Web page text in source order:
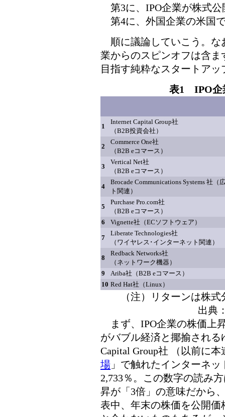
第3に、IPO企業が株式
第4に、外国企業の米国
順に議論していこう。な
業からのスピンオフは含
目指す純粋なスタートア
表1 IPO企
1
Internet Capital Group社
（B2B投資会社）
2
Commerce One社
（B2B eコマース）
3
Vertical Net社
（B2B eコマース）
4
Brocade Communications Systems 社
ト関連）
5
Purchase Pro.com社
（B2B eコマース）
6
Vignette社（ECソフトウェア）
7
Liberate Technologies社
（ワイヤレス･インターネット関連）
8
Redback Networks社
（ネットワーク機器）
9
Ariba社（B2B eコマース）
10 Red Hat社（Linux）
（注）リターンは株
出典
まず、IPO企業の株価上
がバブル経済と揶揄される
Capital Group社 （以前に本
場 」で触れたインターネ
2,733％。この数字の読み
昇が「3倍」の意味だから
表中、年末の株価を公開